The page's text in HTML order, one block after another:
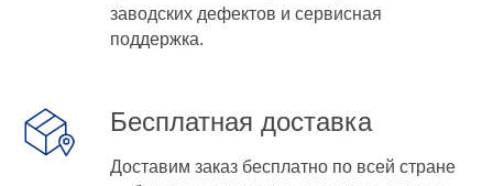
заводских дефектов и сервисная
поддержка.
Бесплатная доставка
Доставим заказ бесплатно по всей стране